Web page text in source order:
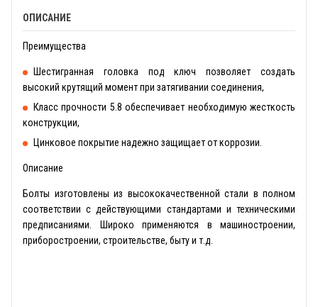
ОПИСАНИЕ
Преимущества
Шестигранная головка под ключ позволяет создать
высокий крутящий момент при затягивании соединения,
Класс прочности 5.8 обеспечивает необходимую жесткость
конструкции,
Цинковое покрытие надежно защищает от коррозии.
Описание
Болты изготовлены из высококачественной стали в полном
соответствии с действующими стандартами и техническими
предписаниями. Широко применяются в машиностроении,
приборостроении, строительстве, быту и т.д.